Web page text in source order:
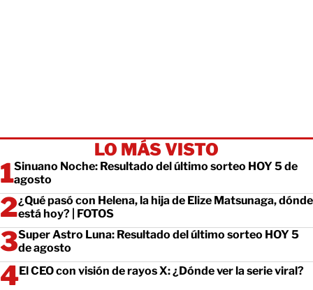
LO MÁS VISTO
Sinuano Noche: Resultado del último sorteo HOY 5 de
agosto
¿Qué pasó con Helena, la hija de Elize Matsunaga, dónde
está hoy? | FOTOS
Super Astro Luna: Resultado del último sorteo HOY 5
de agosto
El CEO con visión de rayos X: ¿Dónde ver la serie viral?